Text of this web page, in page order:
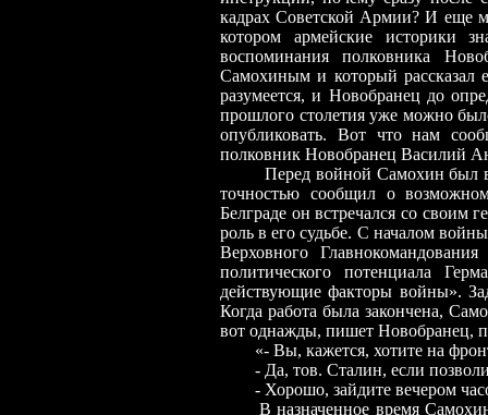
кадрах Советской Армии? И еще
котором армейские историки
воспоминания полковника
Самохиным и который рассказал
разумеется, и Новобранец до
прошлого столетия уже можно
опубликовать. Вот что нам
полковник Новобранец Василий
Перед войной Самохин был
точностью сообщил о
Белграде он встречался со своим
роль в его судьбе. С началом
Верховного
политического потенциала
действующие факторы войны».
Когда работа была закончена,
вот однажды, пишет Новобранец,
«- Вы, кажется, хотите на
- Да, тов. Сталин, если
- Хорошо, зайдите вечером
В назначенное время